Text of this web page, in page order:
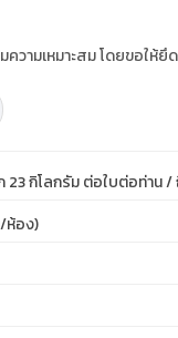
ความเหมาะสม โดยขอให้ยึ
23 กิโลกรัม ต่อใบต่อท่าน
ห้อง)